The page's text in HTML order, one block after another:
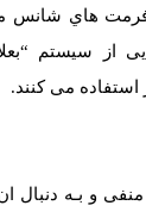
هاي‌ شانس
از سیستم
منفی و بـه